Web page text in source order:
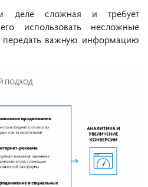
сложная и требует
использовать несложные
передать важную информацию